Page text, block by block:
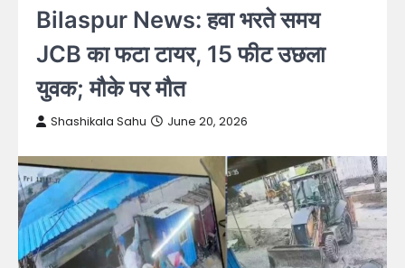
Bilaspur News: हवा भरते समय
JCB का फटा टायर, 15 फीट उछला
युवक; मौके पर मौत
Shashikala Sahu June 20, 2026